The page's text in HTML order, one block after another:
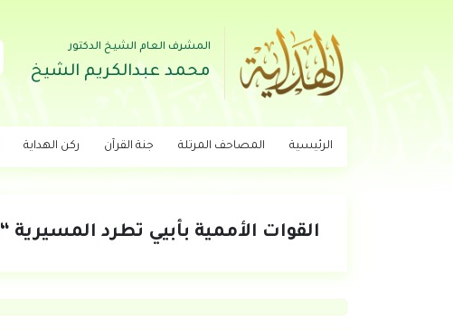
المشرف العام الشيخ الدكتور
محمد عبدالكريم الشيخ
الرئيسية المصاحف المرتلة جنة القرآن ركن الهداية
القوات الأممية بأبيي تطرد المسيرية “70” كيلومتراً شمال المنطقة